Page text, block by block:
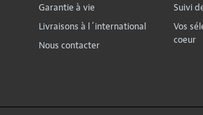
Garantie à vie
Livraisons à l´international
Nous contacter
Suivi
Vos
coeur